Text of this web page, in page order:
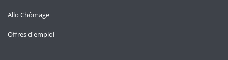
Allo Chômage
Offres d'emploi